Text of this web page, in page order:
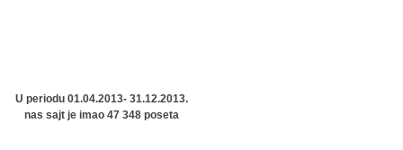
U periodu 01.04.2013- 31.12.2013.
nas sajt je imao 47 348 poseta